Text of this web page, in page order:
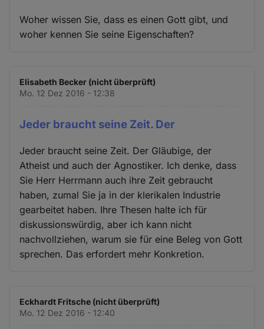
Woher wissen Sie, dass es einen Gott gibt, und
woher kennen Sie seine Eigenschaften?
Elisabeth Becker (nicht überprüft)
Mo. 12 Dez 2016 - 12:38
Jeder braucht seine Zeit. Der
Jeder braucht seine Zeit. Der Gläubige, der
Atheist und auch der Agnostiker. Ich denke, dass
Sie Herr Herrmann auch ihre Zeit gebraucht
haben, zumal Sie ja in der klerikalen Industrie
gearbeitet haben. Ihre Thesen halte ich für
diskussionswürdig, aber ich kann nicht
nachvollziehen, warum sie für eine Beleg von Gott
sprechen. Das erfordert mehr Konkretion.
Eckhardt Fritsche (nicht überprüft)
Mo. 12 Dez 2016 - 12:40